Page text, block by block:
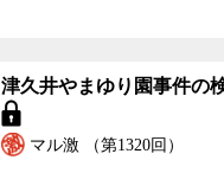
津久井やまゆり園事件の
マル激 （第1320回）